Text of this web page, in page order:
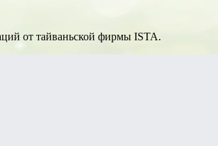
от тайваньской фирмы ISTA.